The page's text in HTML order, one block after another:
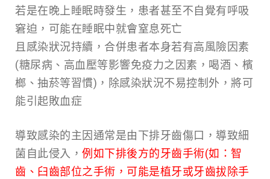
若是在晚上睡眠時發生，患者甚至不自覺有呼吸
窘迫，可能在睡眠中就會窒息死亡
且感染狀況持續，合併患者本身若有高風險因素
(糖尿病、高血壓等影響免疫力之因素，喝酒、檳
榔、抽菸等習慣)，除感染狀況不易控制外，將可
能引起敗血症
導致感染的主因通常是由下排牙齒傷口，導致細
菌自此侵入， 例如下排後方的牙齒手術(如：智
齒、臼齒部位之手術，可能是植牙或牙齒拔除手